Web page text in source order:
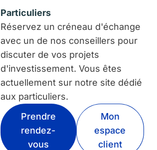
Particuliers
Réservez un créneau d'échange
avec un de nos conseillers pour
discuter de vos projets
d'investissement. Vous êtes
actuellement sur notre site dédié
aux particuliers.
Prendre
rendez-
vous
Mon
espace
client